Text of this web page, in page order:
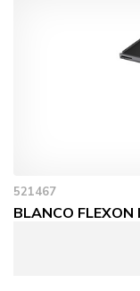
521467
BLANCO